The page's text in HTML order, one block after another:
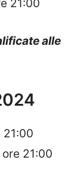
21:00
alle
21:00